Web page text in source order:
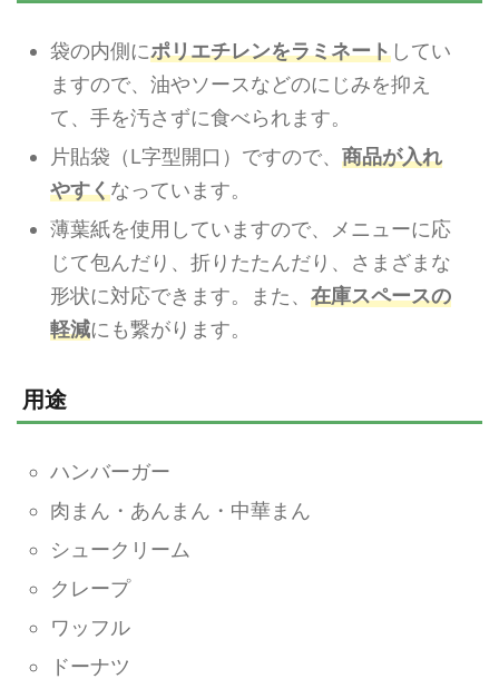
袋の内側にポリエチレンをラミネートしてい
ますので、油やソースなどのにじみを抑え
て、手を汚さずに食べられます。
片貼袋（L字型開口）ですので、 商品が入れ
やすくなっています。
薄葉紙を使用していますので、メニューに応
じて包んだり、折りたたんだり、さまざまな
形状に対応できます。また、 在庫スペースの
軽減にも繋がります。
用途
ハンバーガー
肉まん・あんまん・中華まん
シュークリーム
クレープ
ワッフル
ドーナツ